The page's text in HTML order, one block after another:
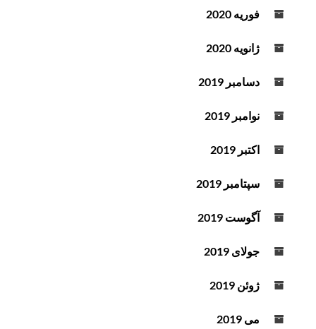
فوریه 2020
ژانویه 2020
دسامبر 2019
نوامبر 2019
اکتبر 2019
سپتامبر 2019
آگوست 2019
جولای 2019
ژوئن 2019
می 2019